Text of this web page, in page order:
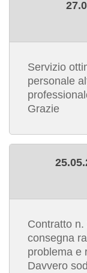
Servizio
personale
Grazie
Contratto
consegna
problema e
Davvero